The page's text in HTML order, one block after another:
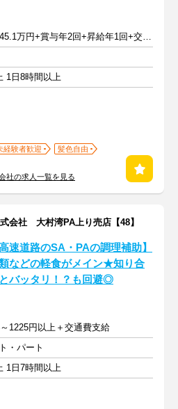
月給30～45.1万円+賞与年2回+昇給年1回+交通費全額
1日8時間以上
経験者歓迎
髪色自由
社の求人一覧を見る
会社 大村湾PA上り売店【48】
高速道路のSA・PAの調理補助】
などの軽食がメイン★知り合
バッタリ！？も回避◎
1225円以上＋交通費支給
・パート
1日7時間以上